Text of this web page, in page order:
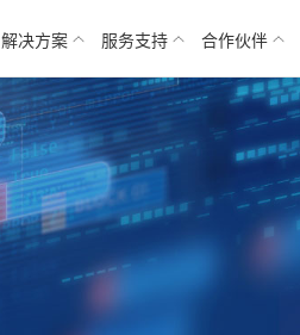
解决方案 服务支持 合作伙伴